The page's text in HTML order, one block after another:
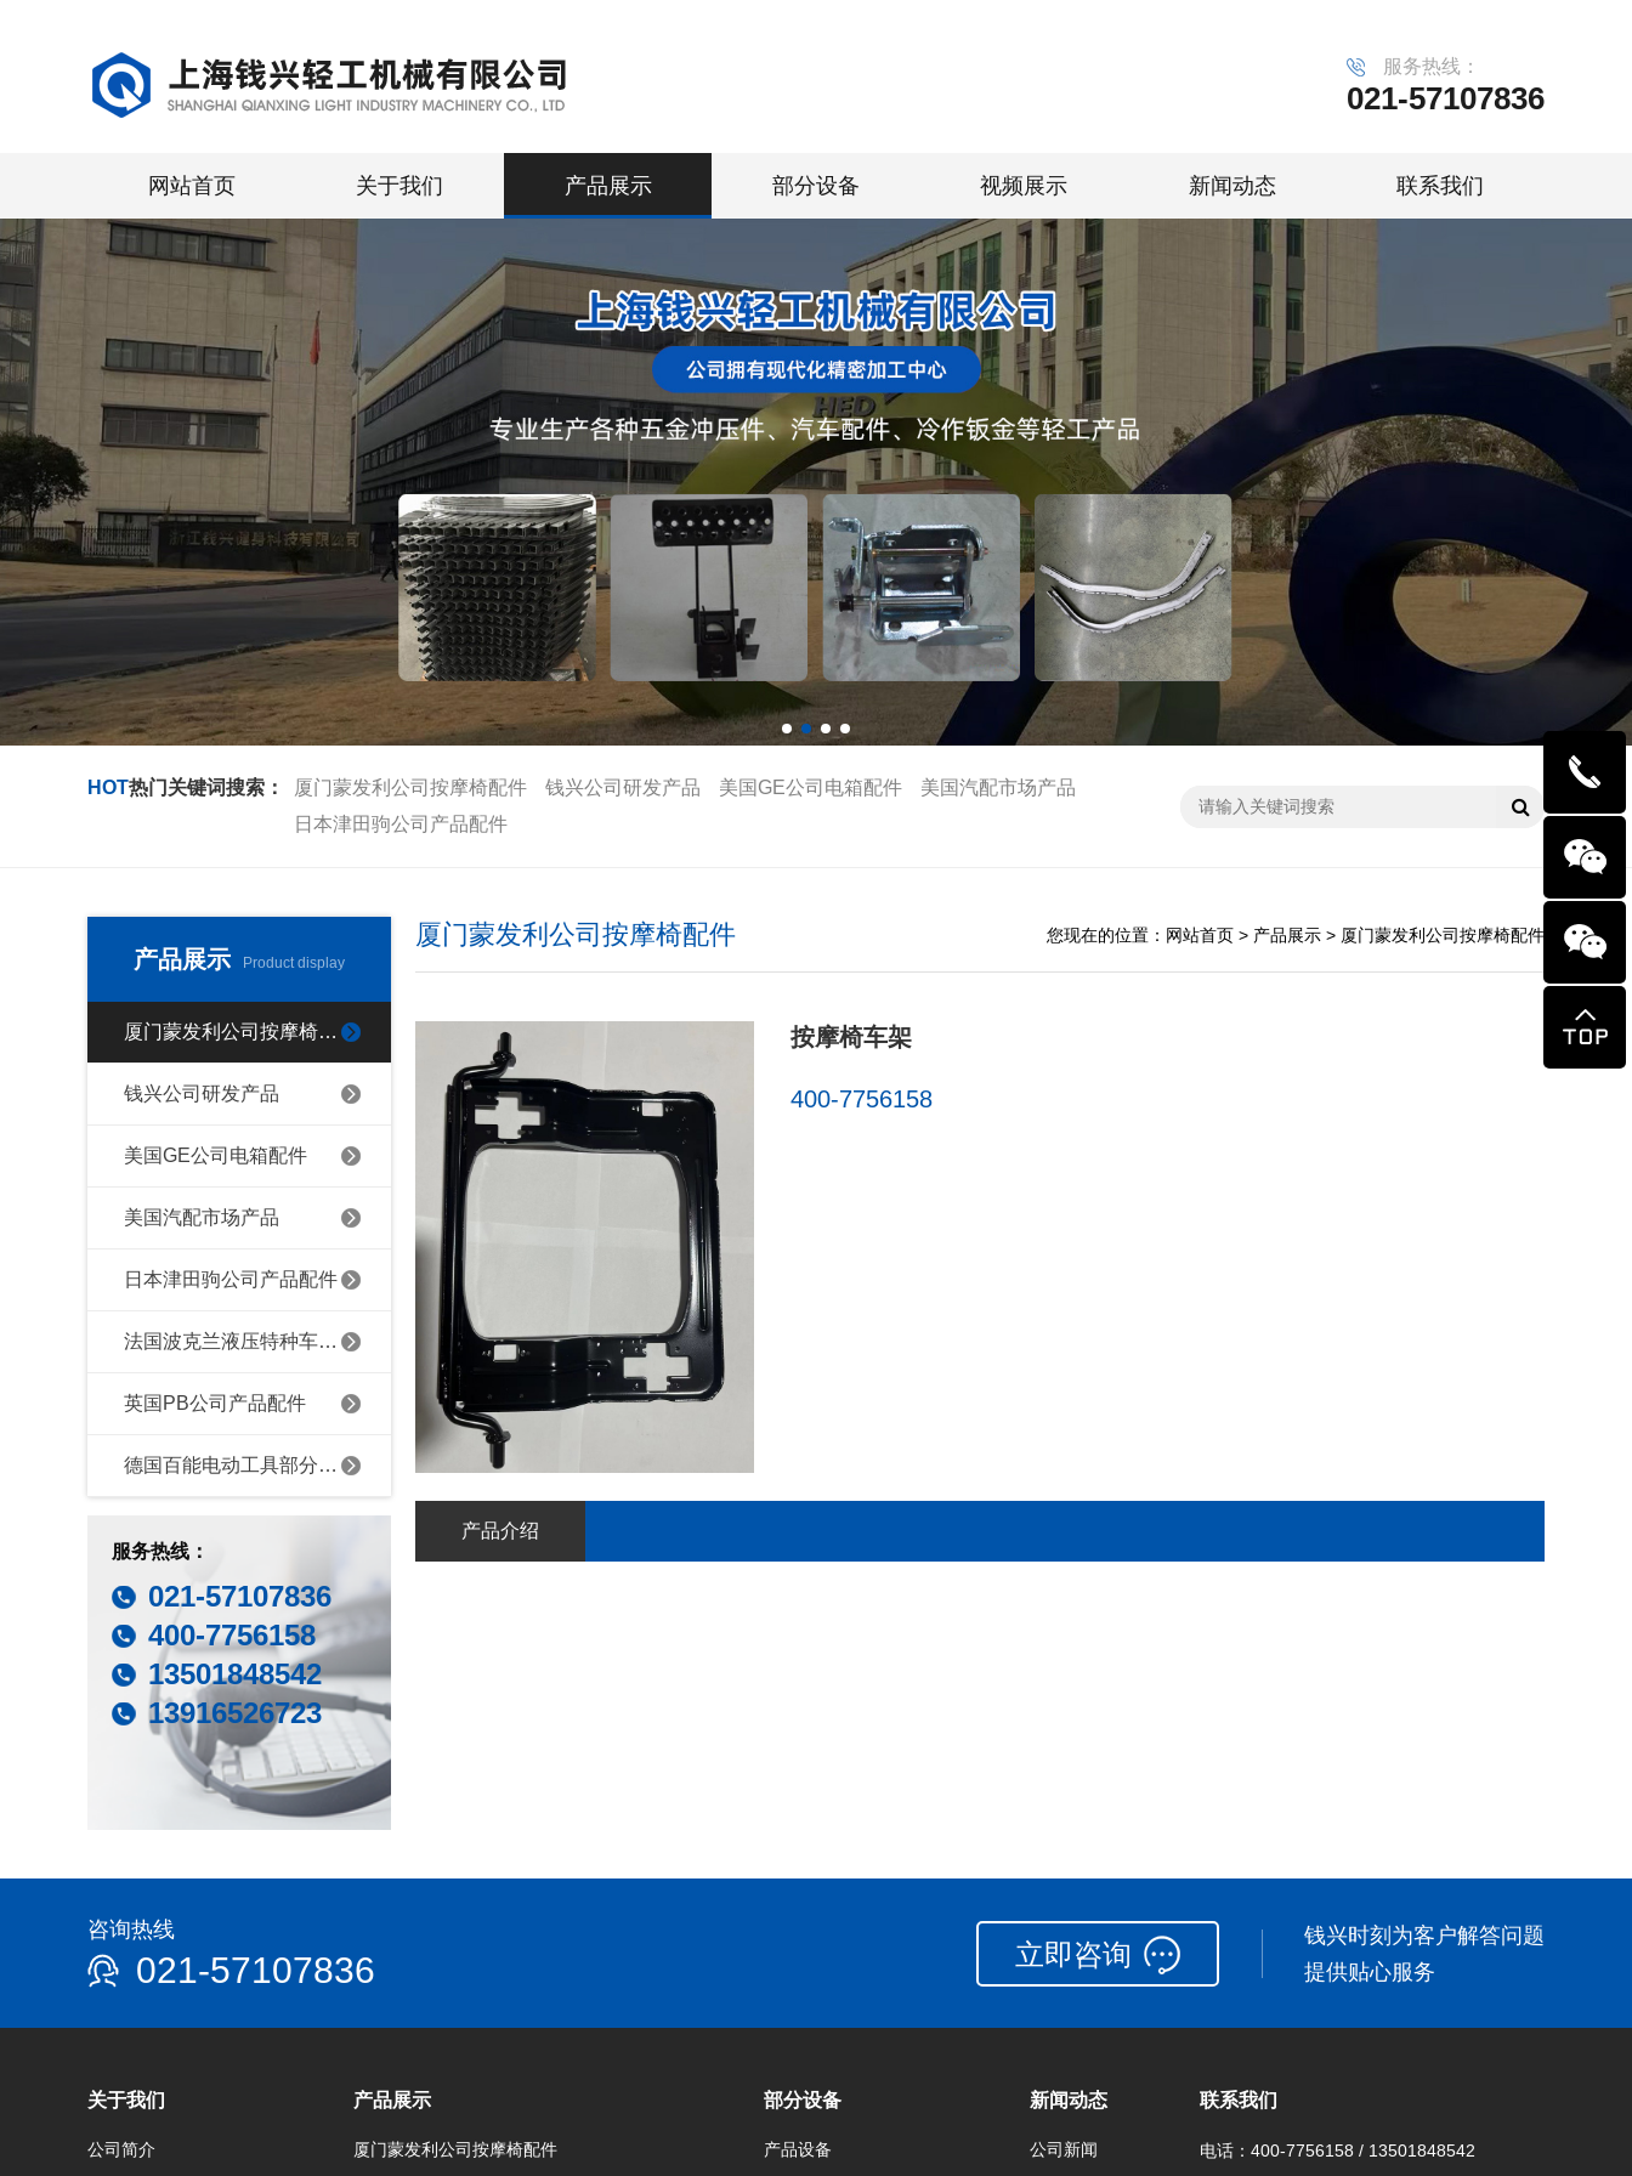
服务热线：
021-57107836
网站首页 关于我们 产品展示 部分设备 视频展示 新闻动态 联系我们
HOT热门关键词搜索： 厦门蒙发利公司按摩椅配件 钱兴公司研发产品 美国GE公司电箱配件
美国汽配市场产品
日本津田驹公司产品配件
产品展示 Product display
厦门蒙发利公司按摩椅配件
钱兴公司研发产品
美国GE公司电箱配件
美国汽配市场产品
日本津田驹公司产品配件
法国波克兰液压特种车辆配件
英国PB公司产品配件
德国百能电动工具部分产品
服务热线：
021-57107836
400-7756158
13501848542
13916526723
厦门蒙发利公司按摩椅配件 您现在的位置：网站首页 > 产品展示 > 厦门蒙发利公司按摩椅配件
按摩椅车架
400-7756158
产品介绍
咨询热线
021-57107836 立即咨询
钱兴时刻为客户解答问题
提供贴心服务
关于我们
公司简介
产品展示
厦门蒙发利公司按摩椅配件
部分设备
产品设备
新闻动态
公司新闻
联系我们
电话：400-7756158 / 13501848542